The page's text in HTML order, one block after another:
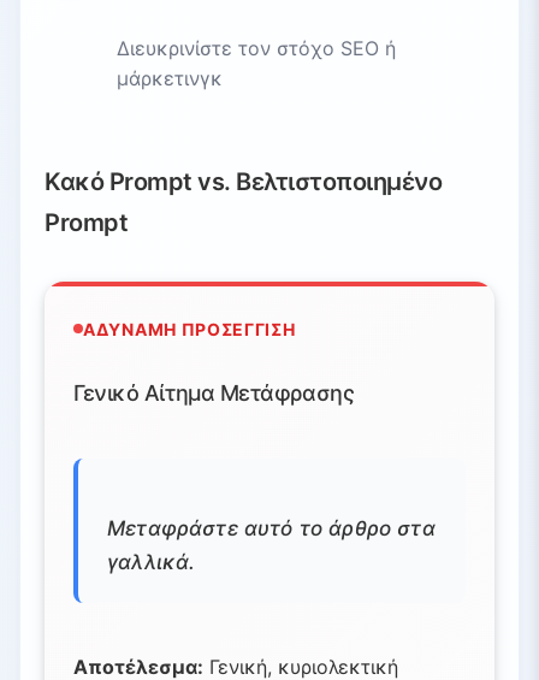
Διευκρινίστε τον στόχο SEO ή
μάρκετινγκ
Κακό Prompt vs. Βελτιστοποιημένο
Prompt
ΑΔΎΝΑΜΗ ΠΡΟΣΈΓΓΙΣΗ
Γενικό Αίτημα Μετάφρασης
Μεταφράστε αυτό το άρθρο στα
γαλλικά.
Αποτέλεσμα: Γενική, κυριολεκτική